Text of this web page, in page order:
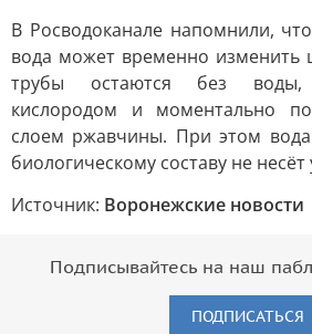
В Росводоканале напомнили,
вода может временно изменить
трубы остаются без воды,
кислородом и моментально
слоем ржавчины. При этом
биологическому составу не несёт
Источник: Воронежские новости
Подписывайтесь на наш
ПОДПИСАТЬСЯ